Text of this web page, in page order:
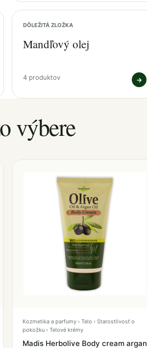
DÔLEŽITÁ ZLOŽKA
Mandľový olej
4 produktov →
výbere
Kozmetika a parfumy › Telo › Starostlivosť o
pokožku › Telové krémy
Madis Herbolive Body cream argan